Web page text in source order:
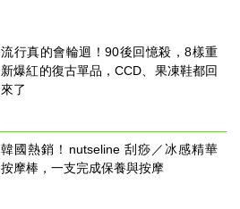
流行真的會輪迴！90後回憶殺，8樣重
新爆紅的復古單品，CCD、果凍鞋都回
來了
韓國熱銷！nutseline 刮痧／冰感精華
按摩棒，一支完成保養與按摩